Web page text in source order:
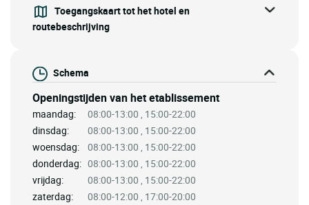
Toegangskaart tot het hotel en
routebeschrijving
Schema
Openingstijden van het etablissement
maandag:
08:00-13:00 , 15:00-22:00
dinsdag:
08:00-13:00 , 15:00-22:00
woensdag:
08:00-13:00 , 15:00-22:00
donderdag: 08:00-13:00 , 15:00-22:00
vrijdag:
08:00-13:00 , 15:00-22:00
zaterdag:
08:00-12:00 , 17:00-20:00